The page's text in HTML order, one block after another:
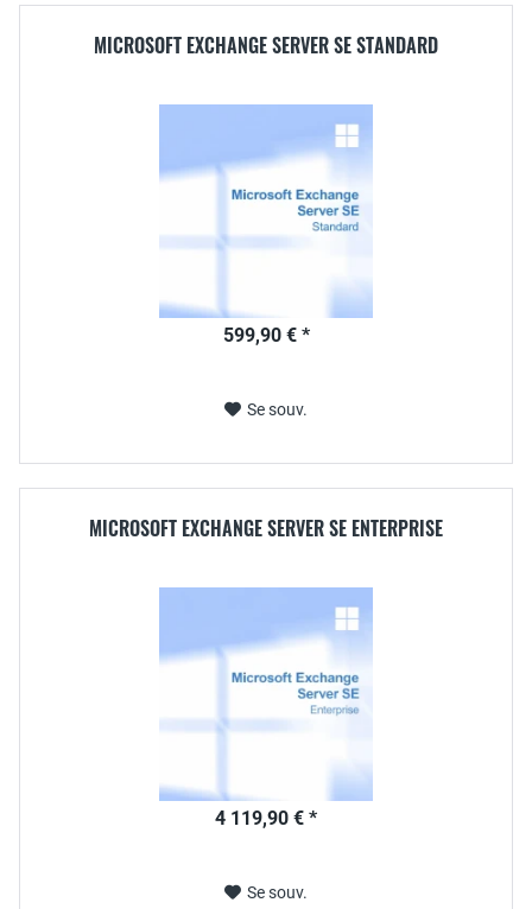
MICROSOFT EXCHANGE SERVER SE STANDARD
599,90 € *
Se souv.
MICROSOFT EXCHANGE SERVER SE ENTERPRISE
4 119,90 € *
Se souv.